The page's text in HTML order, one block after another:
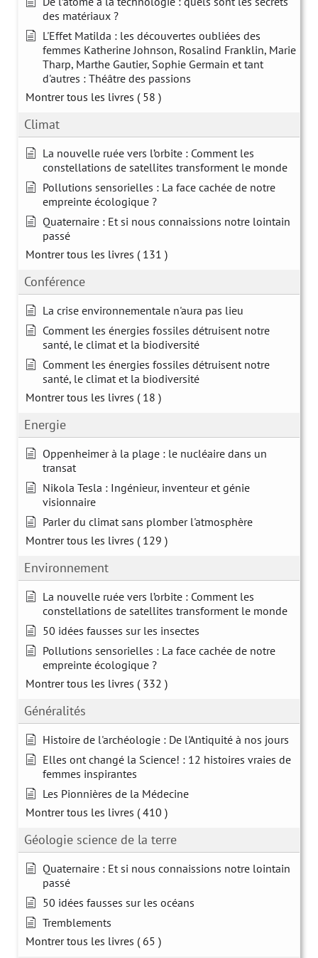
des matériaux ?
L'Effet Matilda : les découvertes oubliées des
femmes Katherine Johnson, Rosalind Franklin, Marie
Tharp, Marthe Gautier, Sophie Germain et tant
d'autres : Théâtre des passions
Montrer tous les livres ( 58 )
Climat
La nouvelle ruée vers l’orbite : Comment les
constellations de satellites transforment le monde
Pollutions sensorielles : La face cachée de notre
empreinte écologique ?
Quaternaire : Et si nous connaissions notre lointain
passé
Montrer tous les livres ( 131 )
Conférence
La crise environnementale n'aura pas lieu
Comment les énergies fossiles détruisent notre
santé, le climat et la biodiversité
Comment les énergies fossiles détruisent notre
santé, le climat et la biodiversité
Montrer tous les livres ( 18 )
Energie
Oppenheimer à la plage : le nucléaire dans un
transat
Nikola Tesla : Ingénieur, inventeur et génie
visionnaire
Parler du climat sans plomber l'atmosphère
Montrer tous les livres ( 129 )
Environnement
La nouvelle ruée vers l’orbite : Comment les
constellations de satellites transforment le monde
50 idées fausses sur les insectes
Pollutions sensorielles : La face cachée de notre
empreinte écologique ?
Montrer tous les livres ( 332 )
Généralités
Histoire de l'archéologie : De l'Antiquité à nos jours
Elles ont changé la Science! : 12 histoires vraies de
femmes inspirantes
Les Pionnières de la Médecine
Montrer tous les livres ( 410 )
Géologie science de la terre
Quaternaire : Et si nous connaissions notre lointain
passé
50 idées fausses sur les océans
Tremblements
Montrer tous les livres ( 65 )